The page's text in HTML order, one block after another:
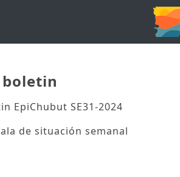
EpiChubut SE31-2024
de situación semanal